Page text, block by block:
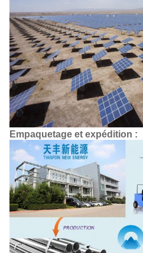
Empaquetage et expédition :